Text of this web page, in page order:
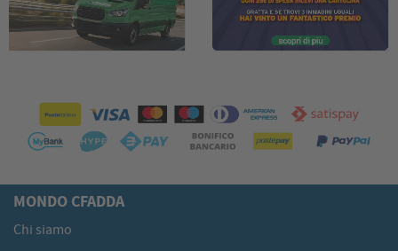
MONDO CFADDA
Chi siamo